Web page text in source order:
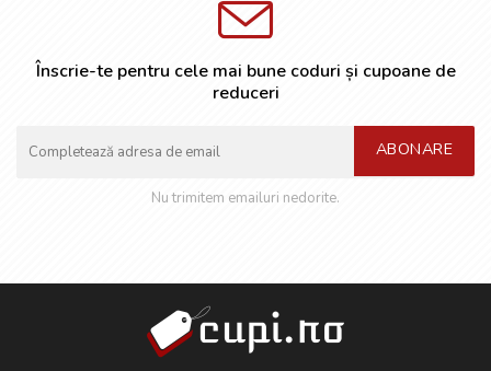
Înscrie-te pentru cele mai bune coduri și cupoane de
reduceri
ABONARE
Nu trimitem emailuri nedorite.